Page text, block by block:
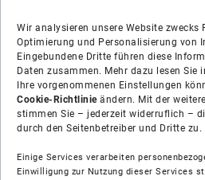
Wir analysieren unsere Website zwecks
Optimierung und Personalisierung von
Eingebundene Dritte führen diese
Daten zusammen. Mehr dazu lesen Sie
Ihre vorgenommenen Einstellungen
Cookie-Richtlinieändern. Mit der
stimmen Sie – jederzeit widerruflich –
durch den Seitenbetreiber und Dritte zu.
Einige Services verarbeiten
Einwilligung zur Nutzung dieser Services